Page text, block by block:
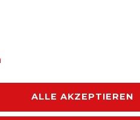
zzgl.Versandkosten
SF-
ALLE AKZEPTIEREN